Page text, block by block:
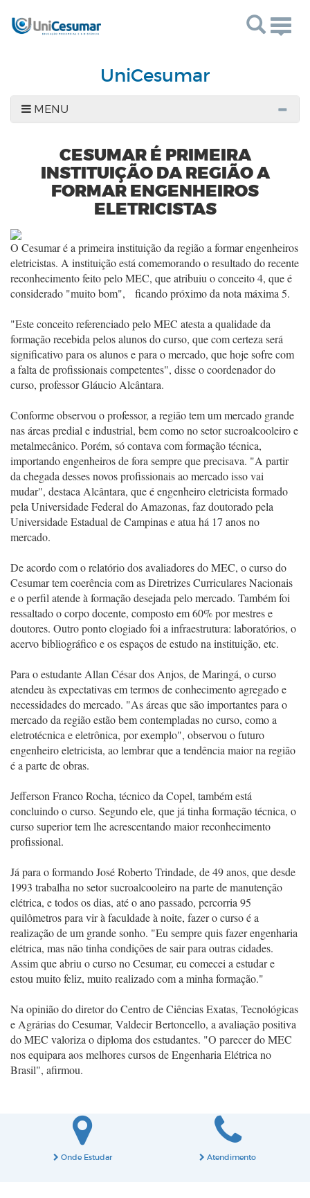
UniCesumar
MENU
CESUMAR É PRIMEIRA
INSTITUIÇÃO DA REGIÃO A
FORMAR ENGENHEIROS
ELETRICISTAS
O Cesumar é a primeira instituição da região a formar engenheiros
eletricistas. A instituição está comemorando o resultado do recente
reconhecimento feito pelo MEC, que atribuiu o conceito 4, que é
considerado "muito bom", ficando próximo da nota máxima 5.
"Este conceito referenciado pelo MEC atesta a qualidade da
formação recebida pelos alunos do curso, que com certeza será
significativo para os alunos e para o mercado, que hoje sofre com
a falta de profissionais competentes", disse o coordenador do
curso, professor Gláucio Alcântara.
Conforme observou o professor, a região tem um mercado grande
nas áreas predial e industrial, bem como no setor sucroalcooleiro e
metalmecânico. Porém, só contava com formação técnica,
importando engenheiros de fora sempre que precisava. "A partir
da chegada desses novos profissionais ao mercado isso vai
mudar", destaca Alcântara, que é engenheiro eletricista formado
pela Universidade Federal do Amazonas, faz doutorado pela
Universidade Estadual de Campinas e atua há 17 anos no
mercado.
De acordo com o relatório dos avaliadores do MEC, o curso do
Cesumar tem coerência com as Diretrizes Curriculares Nacionais
e o perfil atende à formação desejada pelo mercado. Também foi
ressaltado o corpo docente, composto em 60% por mestres e
doutores. Outro ponto elogiado foi a infraestrutura: laboratórios, o
acervo bibliográfico e os espaços de estudo na instituição, etc.
Para o estudante Allan César dos Anjos, de Maringá, o curso
atendeu às expectativas em termos de conhecimento agregado e
necessidades do mercado. "As áreas que são importantes para o
mercado da região estão bem contempladas no curso, como a
eletrotécnica e eletrônica, por exemplo", observou o futuro
engenheiro eletricista, ao lembrar que a tendência maior na região
é a parte de obras.
Jefferson Franco Rocha, técnico da Copel, também está
concluindo o curso. Segundo ele, que já tinha formação técnica, o
curso superior tem lhe acrescentando maior reconhecimento
profissional.
Já para o formando José Roberto Trindade, de 49 anos, que desde
1993 trabalha no setor sucroalcooleiro na parte de manutenção
elétrica, e todos os dias, até o ano passado, percorria 95
quilômetros para vir à faculdade à noite, fazer o curso é a
realização de um grande sonho. "Eu sempre quis fazer engenharia
elétrica, mas não tinha condições de sair para outras cidades.
Assim que abriu o curso no Cesumar, eu comecei a estudar e
estou muito feliz, muito realizado com a minha formação."
Na opinião do diretor do Centro de Ciências Exatas, Tecnológicas
e Agrárias do Cesumar, Valdecir Bertoncello, a avaliação positiva
do MEC valoriza o diploma dos estudantes. "O parecer do MEC
nos equipara aos melhores cursos de Engenharia Elétrica no
Brasil", afirmou.
Onde Estudar Atendimento